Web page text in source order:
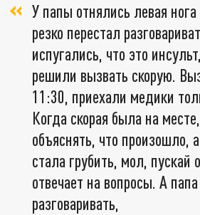
У папы отнялись левая нога
резко перестал
испугались, что это
решили вызвать скорую.
11:30, приехали медики
Когда скорая была на
объяснять, что произошло,
стала грубить, мол, пускай
отвечает на вопросы. А
разговаривать,